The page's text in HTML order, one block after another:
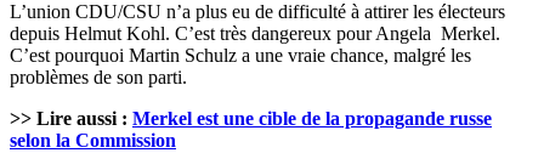
L’union CDU/CSU n’a plus eu de difficulté à attirer les électeurs
depuis Helmut Kohl. C’est très dangereux pour Angela Merkel.
C’est pourquoi Martin Schulz a une vraie chance, malgré les
problèmes de son parti.
>> Lire aussi : Merkel est une cible de la propagande russe
selon la Commission